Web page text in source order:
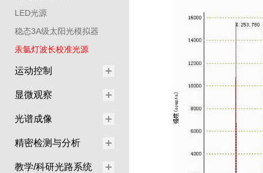
LED光源
稳态3A级太阳光模拟器
汞氩灯波长校准光源
运动控制
显微观察
光谱成像
精密检测与分析
教学/科研光路系统